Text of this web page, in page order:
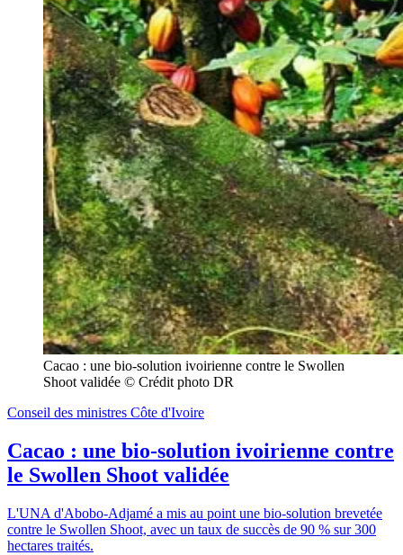
Cacao : une bio-solution ivoirienne contre le Swollen
Shoot validée © Crédit photo DR
Conseil des ministres Côte d'Ivoire
Cacao : une bio-solution ivoirienne contre
le Swollen Shoot validée
L'UNA d'Abobo-Adjamé a mis au point une bio-solution brevetée
contre le Swollen Shoot, avec un taux de succès de 90 % sur 300
hectares traités.